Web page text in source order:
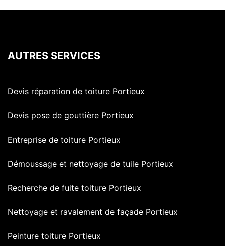
AUTRES SERVICES
Devis réparation de toiture Portieux
Devis pose de gouttière Portieux
Entreprise de toiture Portieux
Démoussage et nettoyage de tuile Portieux
Recherche de fuite toiture Portieux
Nettoyage et ravalement de façade Portieux
Peinture toiture Portieux